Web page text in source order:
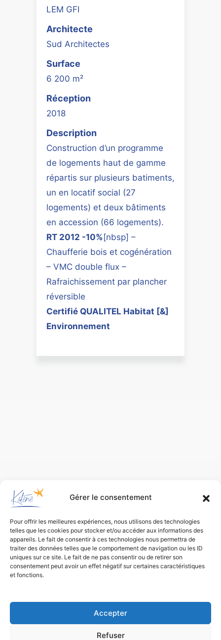
Gérer le consentement
Pour offrir les meilleures expériences, nous utilisons des technologies
telles que les cookies pour stocker et/ou accéder aux informations des
appareils. Le fait de consentir à ces technologies nous permettra de
traiter des données telles que le comportement de navigation ou les ID
uniques sur ce site. Le fait de ne pas consentir ou de retirer son
consentement peut avoir un effet négatif sur certaines caractéristiques
et fonctions.
Accepter
Refuser
LEM GFI
Architecte
Sud Architectes
Surface
6 200 m²
Réception
2018
Description
Construction d’un programme
de logements haut de gamme
répartis sur plusieurs batiments,
un en locatif social (27
logements) et deux bâtiments
en accession (66 logements).
RT 2012 -10%[nbsp] –
Chaufferie bois et cogénération
– VMC double flux –
Rafraichissement par plancher
réversible
Certifié QUALITEL Habitat [&]
Environnement